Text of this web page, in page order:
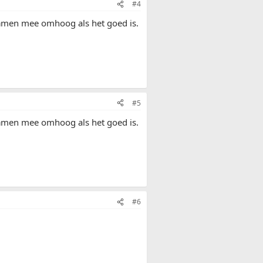
#4
mee omhoog als het goed is.
#5
mee omhoog als het goed is.
#6